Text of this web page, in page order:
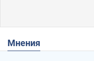
Мнения